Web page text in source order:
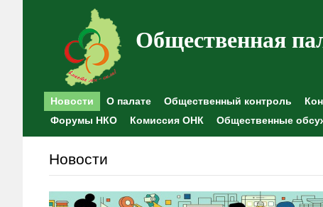
Общественная
Новости О палате Общественный контроль
Форумы НКО
Комиссия ОНК Общественные
Новости